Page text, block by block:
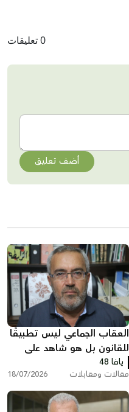
0 تعليقات
أضف تعليق
العقاب الجماعي ليس تطبيقًا
للقانون بل هو شاهد على
تخبط المؤسسه الرسمية
بقلم : عمر سكسك
يافا 48
مقالات ومقابلات 18/07/2026